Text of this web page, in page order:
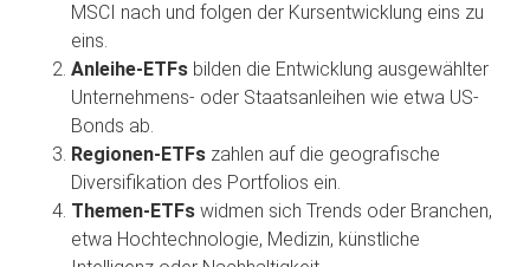
MSCI nach und folgen der Kursentwicklung eins zu
eins.
Anleihe-ETFs bilden die Entwicklung ausgewählter
Unternehmens- oder Staatsanleihen wie etwa US-
Bonds ab.
Regionen-ETFs zahlen auf die geografische
Diversifikation des Portfolios ein.
Themen-ETFs widmen sich Trends oder Branchen,
etwa Hochtechnologie, Medizin, künstliche